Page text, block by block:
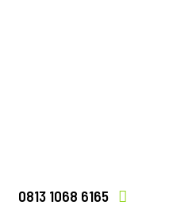
0813 1068 6165